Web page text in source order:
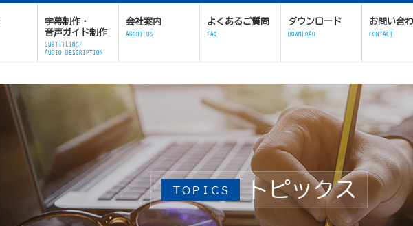
字幕制作・
音声ガイド制作
SUBTITLING/
AUDIO DESCRIPTION
会社案内
ABOUT US
よくあるご質問
FAQ
ダウンロード
DOWNLOAD
お問い合
CONTACT
ＴＯＰＩＣＳ トピックス